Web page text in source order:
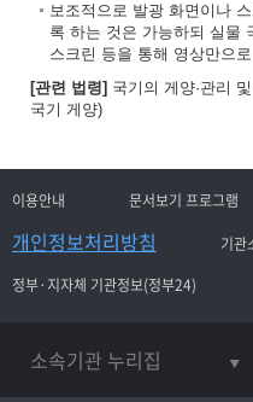
보조적으로 발광 화면이나
록 하는 것은 가능하되 실물
스크린 등을 통해 영상만으
[관련 법령] 국기의 게양·관리
국기 게양)
이용안내 문서보기 프로그램
개인정보처리방침
기관
정부·지자체 기관정보(정부24)
소속기관 누리집